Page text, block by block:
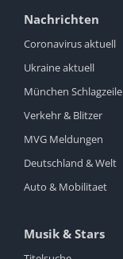
Nachrichten
Coronavirus aktuell
Ukraine aktuell
München
Verkehr & Blitzer
MVG Meldungen
Deutschland & Welt
Auto & Mobilitaet
Musik & Stars